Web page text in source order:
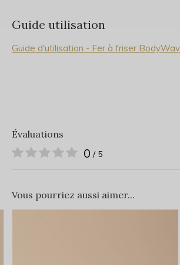
Guide utilisation
Guide d'utilisation - Fer à friser
Évaluations
0 / 5
Vous pourriez aussi aimer...